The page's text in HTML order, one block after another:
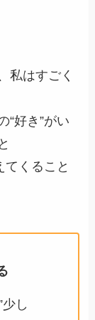
私はすごく
“好き”がい
てくること
し